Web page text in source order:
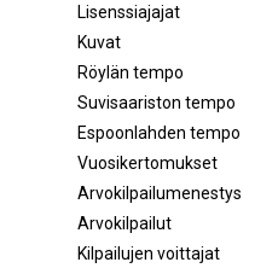
Lisenssiajajat
Kuvat
Röylän tempo
Suvisaariston tempo
Espoonlahden tempo
Vuosikertomukset
Arvokilpailumenestys
Arvokilpailut
Kilpailujen voittajat